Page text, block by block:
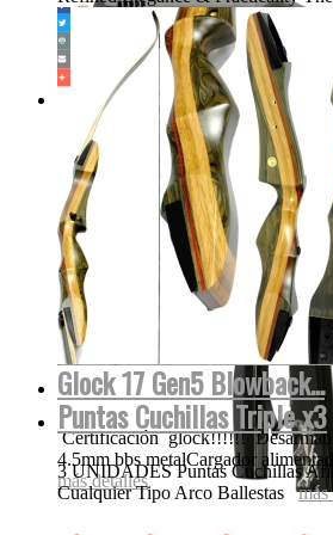
Empire MINI INVERT GS
Nuestros creativos think-tank ha
única, patentada y el diseño de la
más detalles
Glock 17 Gen5 Blowback...
Certificación glock!!!!!!
4.5mm bbs metalCargador
más detalles
Puntas Cuchillas Triple x3
3 UNIDADES Puntas Cuchillas
Cualquier Tipo Arco Ballestasmás